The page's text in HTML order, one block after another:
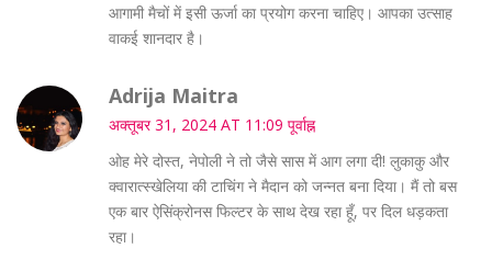
आगामी मैचों में इसी ऊर्जा का प्रयोग करना चाहिए। आपका उत्साह
वाकई शानदार है।
Adrija Maitra
अक्तूबर 31, 2024 AT 11:09 पूर्वाह्न
ओह मेरे दोस्त, नेपोली ने तो जैसे सास में आग लगा दी! लुकाकु और
क्वारात्स्खेलिया की टाचिंग ने मैदान को जन्नत बना दिया। मैं तो बस
एक बार ऐसिंक्रोनस फिल्टर के साथ देख रहा हूँ, पर दिल धड़कता
रहा।